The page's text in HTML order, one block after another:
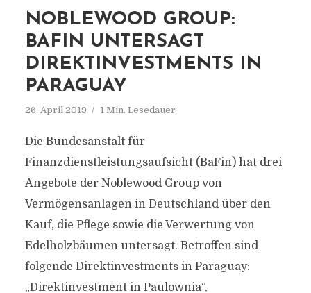
NOBLEWOOD GROUP:
BAFIN UNTERSAGT
DIREKTINVESTMENTS IN
PARAGUAY
26. April 2019 1 Min. Lesedauer
Die Bundesanstalt für
Finanzdienstleistungsaufsicht (BaFin) hat drei
Angebote der Noblewood Group von
Vermögensanlagen in Deutschland über den
Kauf, die Pflege sowie die Verwertung von
Edelholzbäumen untersagt. Betroffen sind
folgende Direktinvestments in Paraguay:
„Direktinvestment in Paulownia“,